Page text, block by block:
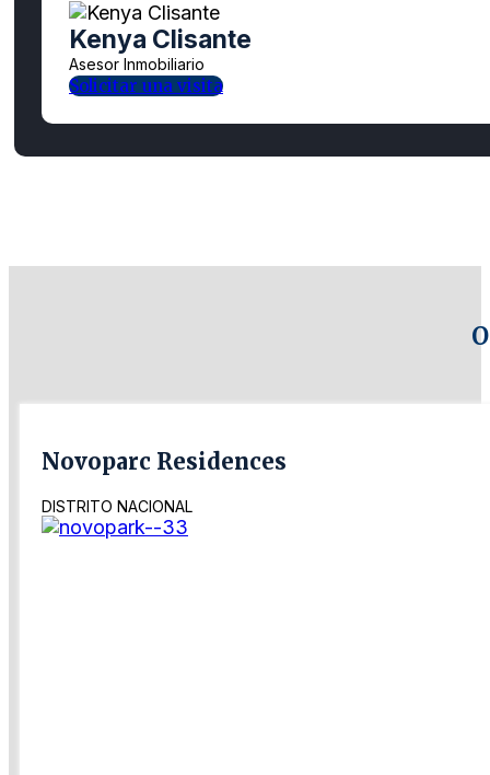
Kenya Clisante
Asesor Inmobiliario
Solicitar una visita
Novoparc Residences
DISTRITO NACIONAL